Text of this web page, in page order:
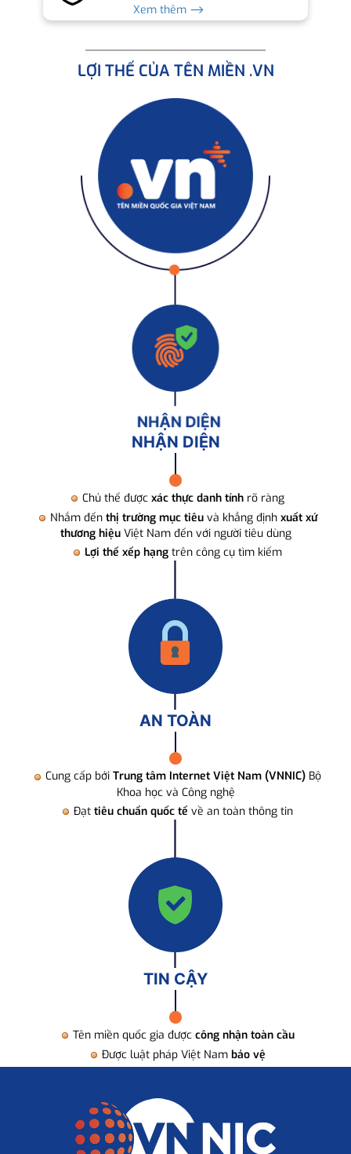
Xem thêm ⟶
LỢI THẾ CỦA TÊN MIỀN .VN
NHẬN DIỆN
Chủ thể được xác thực danh tính rõ ràng
Nhắm đến thị trường mục tiêuvà khẳng định xuất xứ
thương hiệuViệt Nam đến với người tiêu dùng
Lợi thế xếp hạng trên công cụ tìm kiếm
AN TOÀN
Cung cấp bởi Trung tâm Internet Việt Nam (VNNIC) Bộ
Khoa học và Công nghệ
Đạt tiêu chuẩn quốc tế về an toàn thông tin
TIN CẬY
Tên miền quốc gia được công nhận toàn cầu
Được luật pháp Việt Nam bảo vệ